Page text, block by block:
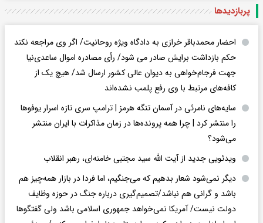
پربازدید‌ها
احضار محمدباقر خرازی به دادگاه ویژه روحانیت/ اگر وی مراجعه نکند
حکم بازداشت برایش صادر می شود/ رأی مصادره اموال ساعدی‌نیا
جهت فرجام‌خواهی به دیوان عالی کشور ارسال شد/ هیچ یک از
کافه‌های مرتبط با وی رفع پلمب نشده‌اند
سایه‌های نامرئی در آسمان تنگه هرمز | ترامپ سری تازه اسرار یوفوها
را منتشر کرد | چرا همه پرونده‌ها در زمان مذاکرات با ایران منتشر
می‌شود؟
ویدئویی جدید از آیت الله سید مجتبی خامنه‌ای، رهبر انقلاب
دیگر نمی‌شود شعار بدهیم که می‌جنگیم، اما فردا در بازار همه‌چیز هم
باشد و گرانی هم نباشد/تصمیم‌گیری درباره جنگ در حوزه وظایف
دولت نیست/ آمریکا نمی‌خواهد جمهوری اسلامی باشد ولی گفتگوها